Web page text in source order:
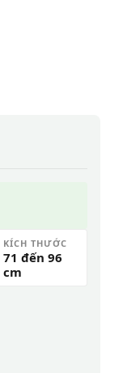
KÍCH THƯỚC
71 đến 96
cm